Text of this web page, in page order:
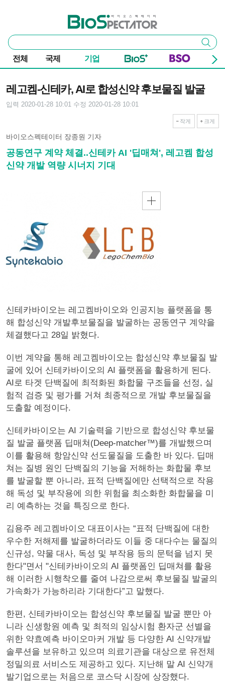
바이오스펙테이터
통
합
검
색
검색
전체 국제 기업
레고켐-신테카, AI로 합성신약 후보물질 발굴
입력 2020-01-28 10:01 수정 2020-01-28 10:01
작게 크게
바이오스펙테이터 장종원 기자
공동연구 계약 체결..신테카 AI '딥매쳐', 레고켐 합성
신약 개발 역량 시너지 기대
신테카바이오는 레고켐바이오와 인공지능 플랫폼을 통
해 합성신약 개발후보물질을 발굴하는 공동연구 계약을
체결했다고 28일 밝혔다.
이번 계약을 통해 레고켐바이오는 합성신약 후보물질 발
굴에 있어 신테카바이오의 AI 플랫폼을 활용하게 된다.
AI로 타겟 단백질에 최적화된 화합물 구조들을 선정, 실
험적 검증 및 평가를 거쳐 최종적으로 개발 후보물질을
도출할 예정이다.
신테카바이오는 AI 기술력을 기반으로 합성신약 후보물
질 발굴 플랫폼 딥매쳐(Deep-matcher™)를 개발했으며
이를 활용해 항암신약 선도물질을 도출한 바 있다. 딥매
쳐는 질병 원인 단백질의 기능을 저해하는 화합물 후보
를 발굴할 뿐 아니라, 표적 단백질에만 선택적으로 작용
해 독성 및 부작용에 의한 위험을 최소화한 화합물을 미
리 예측하는 것을 특징으로 한다.
김용주 레고켐바이오 대표이사는 “표적 단백질에 대한
우수한 저해제를 발굴하더라도 이들 중 대다수는 물질의
신규성, 약물 대사, 독성 및 부작용 등의 문턱을 넘지 못
한다"면서 "신테카바이오의 AI 플랫폼인 딥매쳐를 활용
해 이러한 시행착오를 줄여 나감으로써 후보물질 발굴의
가속화가 가능하리라 기대한다”고 말했다.
한편, 신테카바이오는 합성신약 후보물질 발굴 뿐만 아
니라 신생항원 예측 및 최적의 임상시험 환자군 선별을
위한 약효예측 바이오마커 개발 등 다양한 AI 신약개발
솔루션을 보유하고 있으며 의료기관을 대상으로 유전체
정밀의료 서비스도 제공하고 있다. 지난해 말 AI 신약개
발기업으로는 처음으로 코스닥 시장에 상장했다.